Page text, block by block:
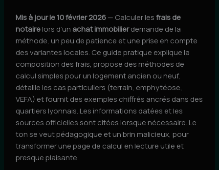
Mis à jour le 10 février 2026— Calculer lesfrais de
notairelors d’un achat immobilierdemande de la
méthode, un peu de patience et une prise en compte
des variantes locales. Ce guide pratique explique la
composition des frais, propose des méthodes de
calcul simples pour un logement ancien ou neuf,
détaille les cas particuliers (terrain, emphytéose,
VEFA) et fournit des exemples chiffrés ancrés dans des
quartiers lyonnais. Les informations datées et les
sources officielles sont citées lorsque nécessaire. Le
ton se veut pédagogique et un brin malicieux, pour
transformer une page de calcul en lecture utile et
presque plaisante.